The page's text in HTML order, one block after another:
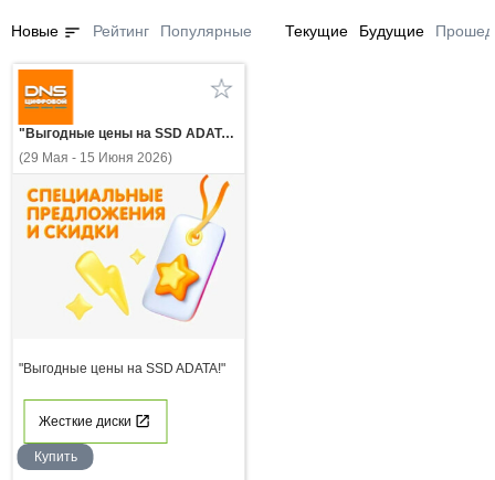
Новые sort Рейтинг Популярные Текущие Будущие
"Выгодные цены на SSD ADATA!"
(29 Мая - 15 Июня 2026)
"Выгодные цены на SSD ADATA!"
Жесткие диски
Купить